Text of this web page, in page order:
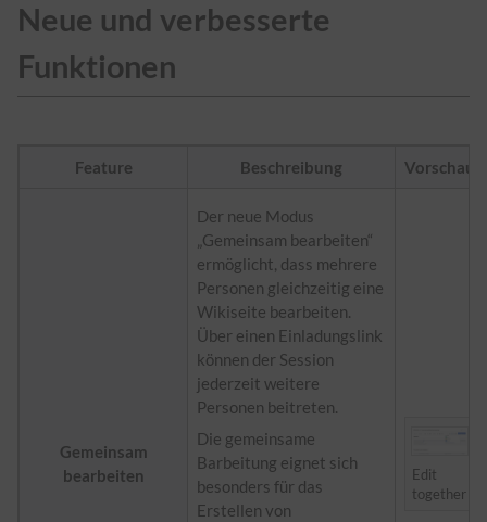
Neue und verbesserte
Funktionen
Feature Beschreibung Vorschau
Gemeinsam
bearbeiten
Der neue Modus
„Gemeinsam bearbeiten“
ermöglicht, dass mehrere
Personen gleichzeitig eine
Wikiseite bearbeiten.
Über einen Einladungslink
können der Session
jederzeit weitere
Personen beitreten.
Die gemeinsame
Barbeitung eignet sich
besonders für das
Erstellen von
Edit
together